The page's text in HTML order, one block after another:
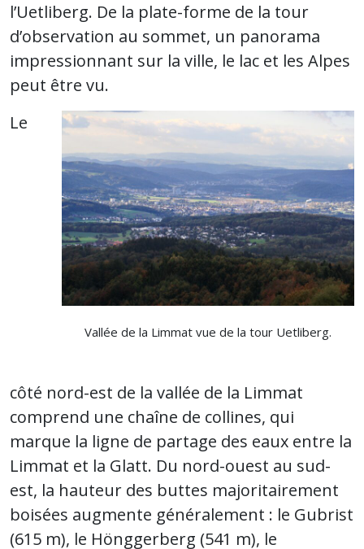
l’Uetliberg. De la plate-forme de la tour
d’observation au sommet, un panorama
impressionnant sur la ville, le lac et les Alpes
peut être vu.
Vallée de la Limmat vue de la tour Uetliberg.
Le
côté nord-est de la vallée de la Limmat
comprend une chaîne de collines, qui
marque la ligne de partage des eaux entre la
Limmat et la Glatt. Du nord-ouest au sud-
est, la hauteur des buttes majoritairement
boisées augmente généralement : le Gubrist
(615 m), le Hönggerberg (541 m), le